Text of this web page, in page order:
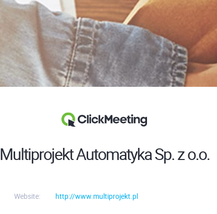
Multiprojekt Automatyka Sp. z o.o.
Website: http://www.multiprojekt.pl